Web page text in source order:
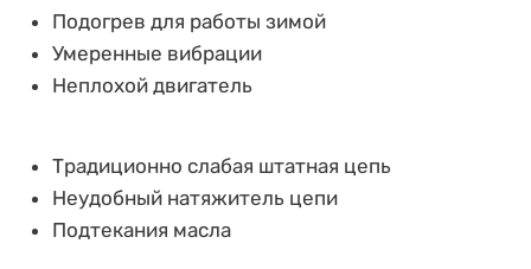
Подогрев для работы зимой
Умеренные вибрации
Неплохой двигатель
Традиционно слабая штатная цепь
Неудобный натяжитель цепи
Подтекания масла